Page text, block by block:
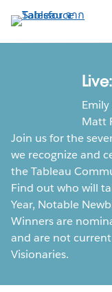
ไป
ที่
Matt
Join us for the
we recognize and
the Tableau
Find out who will
Year, Notable
Winners are
and are not
Visionaries.